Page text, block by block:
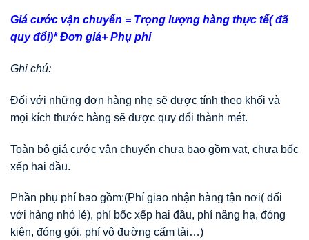
Giá cước vận chuyển = Trọng lượng hàng thực tế( đã
quy đổi)* Đơn giá+ Phụ phí
Ghi chú:
Đối với những đơn hàng nhẹ sẽ được tính theo khối và
mọi kích thước hàng sẽ được quy đổi thành mét.
Toàn bộ giá cước vận chuyển chưa bao gồm vat, chưa bốc
xếp hai đầu.
Phần phụ phí bao gồm:(Phí giao nhận hàng tận nơi( đối
với hàng nhỏ lẻ), phí bốc xếp hai đầu, phí nâng hạ, đóng
kiện, đóng gói, phí vô đường cấm tải…)